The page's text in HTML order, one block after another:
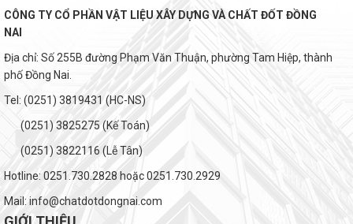
CÔNG TY CỔ PHẦN VẬT LIỆU XÂY DỰNG VÀ CHẤT ĐỐT ĐỒNG
NAI
Địa chỉ: Số 255B đường Phạm Văn Thuận, phường Tam Hiệp, thành
phố Đồng Nai.
Tel: (0251) 3819431 (HC-NS)
(0251) 3825275 (Kế Toán)
(0251) 3822116 (Lễ Tân)
Hotline: 0251.730.2828 hoặc 0251.730.2929
Mail: info@chatdotdongnai.com